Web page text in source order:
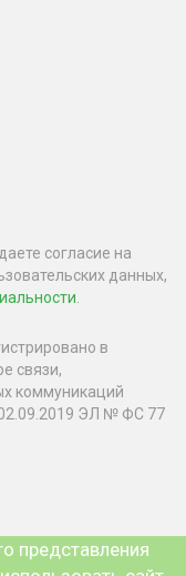
согласие на
данных,
в
связи,
коммуникаций
ЭЛ № ФС 77
представления